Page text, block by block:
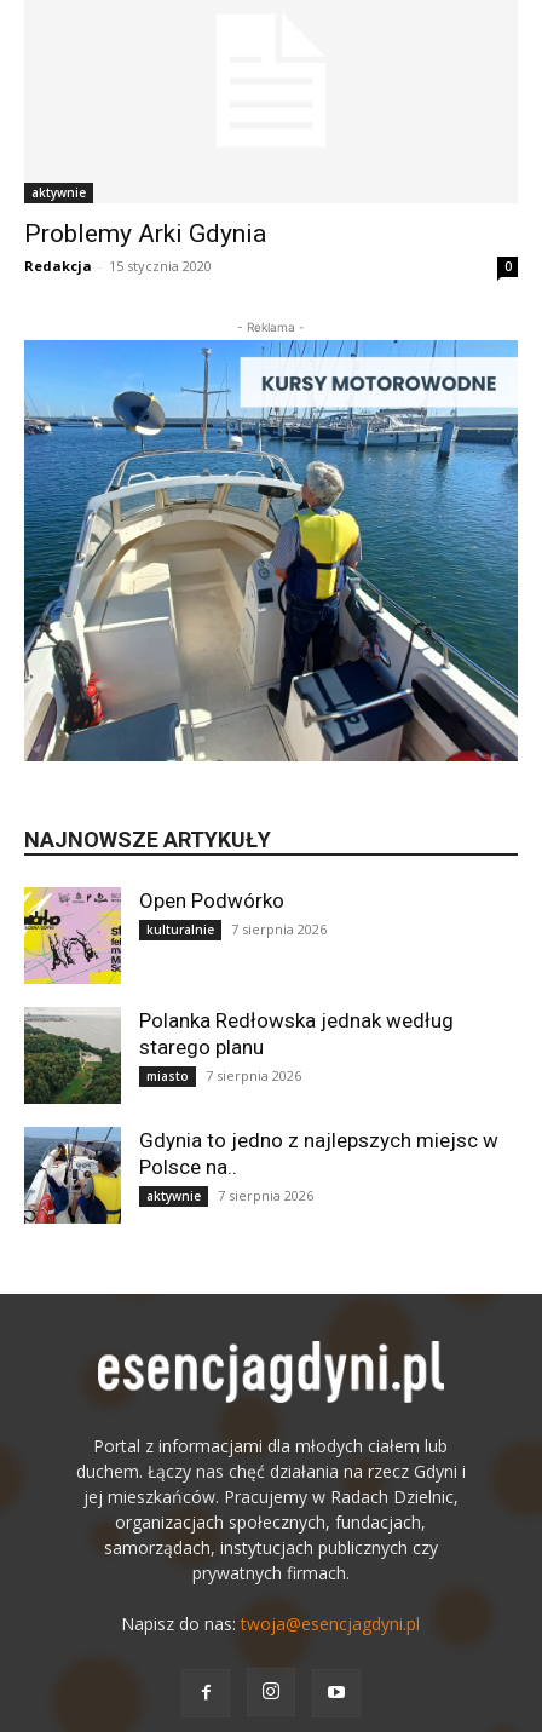
aktywnie
Problemy Arki Gdynia
Redakcja - 15 stycznia 2020 0
- Reklama -
NAJNOWSZE ARTYKUŁY
Open Podwórko
kulturalnie 7 sierpnia 2026
Polanka Redłowska jednak według
starego planu
miasto 7 sierpnia 2026
Gdynia to jedno z najlepszych miejsc w
Polsce na..
aktywnie 7 sierpnia 2026
Portal z informacjami dla młodych ciałem lub
duchem. Łączy nas chęć działania na rzecz Gdyni i
jej mieszkańców. Pracujemy w Radach Dzielnic,
organizacjach społecznych, fundacjach,
samorządach, instytucjach publicznych czy
prywatnych firmach.
Napisz do nas:twoja@esencjagdyni.pl